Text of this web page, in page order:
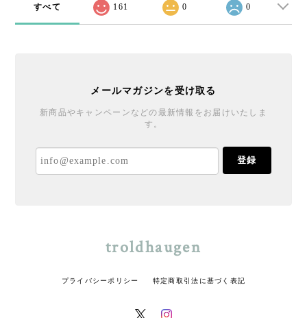
すべて 161 0 0
メールマガジンを受け取る
新商品やキャンペーンなどの最新情報をお届けいたしま
す。
登録
troldhaugen
プライバシーポリシー 特定商取引法に基づく表記